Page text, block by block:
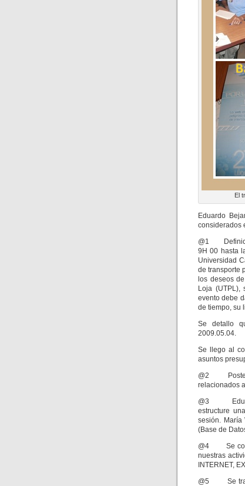
El
Eduardo
considerados
@1
9H 00 hasta
Universidad
de transporte
los deseos
Loja (UTPL),
evento debe
de tiempo, su
Se detallo
2009.05.04.
Se llego al
asuntos
@2
relacionados
@3
estructure
sesión. María
(Base de
@4 Se
nuestras
INTERNET,
@5 Se trato